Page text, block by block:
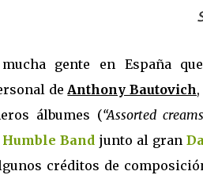
gente en España
deAnthony Bautovich
álbumes (“Assorted
Band junto al gran
créditos de